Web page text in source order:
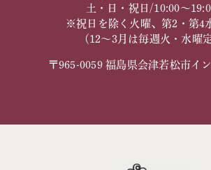
土・日・祝日/10:00～
※祝日を除く火曜、第2・第4
（12～3月は毎週火・水曜
〒965-0059 福島県会津若松市イ